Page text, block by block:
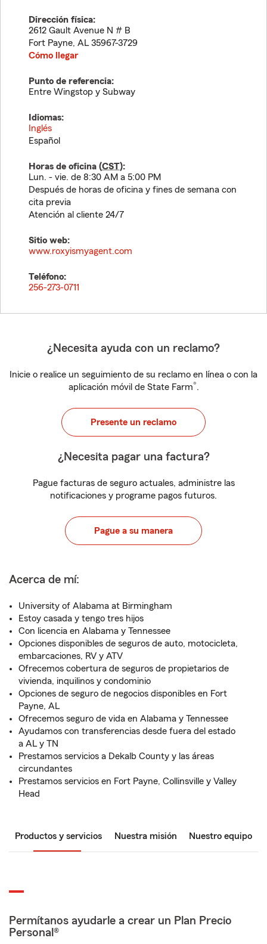
Dirección física:
2612 Gault Avenue N # B
Fort Payne, AL 35967-3729
Cómo llegar
Punto de referencia:
Entre Wingstop y Subway
Idiomas:
Inglés
Español
Horas de oficina (CST):
Lun. - vie. de 8:30 AM a 5:00 PM
Después de horas de oficina y fines de semana con
cita previa
Atención al cliente 24/7
Sitio web:
www.roxyismyagent.com
Teléfono:
256-273-0711
¿Necesita ayuda con un reclamo?
Inicie o realice un seguimiento de su reclamo en línea o con la
aplicación móvil de State Farm®.
Presente un reclamo
¿Necesita pagar una factura?
Pague facturas de seguro actuales, administre las
notificaciones y programe pagos futuros.
Pague a su manera
Acerca de mí:
University of Alabama at Birmingham
Estoy casada y tengo tres hijos
Con licencia en Alabama y Tennessee
Opciones disponibles de seguros de auto, motocicleta,
embarcaciones, RV y ATV
Ofrecemos cobertura de seguros de propietarios de
vivienda, inquilinos y condominio
Opciones de seguro de negocios disponibles en Fort
Payne, AL
Ofrecemos seguro de vida en Alabama y Tennessee
Ayudamos con transferencias desde fuera del estado
a AL y TN
Prestamos servicios a Dekalb County y las áreas
circundantes
Prestamos servicios en Fort Payne, Collinsville y Valley
Head
Productos y servicios Nuestra misión Nuestro equipo
Permítanos ayudarle a crear un Plan Precio
Personal®